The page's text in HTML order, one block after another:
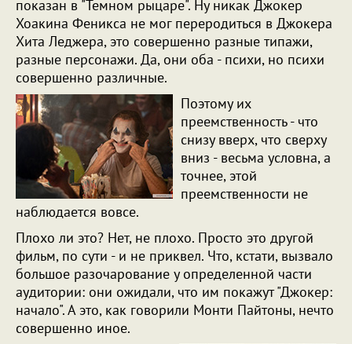
показан в "Темном рыцаре". Ну никак Джокер
Хоакина Феникса не мог переродиться в Джокера
Хита Леджера, это совершенно разные типажи,
разные персонажи. Да, они оба - психи, но психи
совершенно различные.
Поэтому их
преемственность - что
снизу вверх, что сверху
вниз - весьма условна, а
точнее, этой
преемственности не
наблюдается вовсе.
Плохо ли это? Нет, не плохо. Просто это другой
фильм, по сути - и не приквел. Что, кстати, вызвало
большое разочарование у определенной части
аудитории: они ожидали, что им покажут "Джокер:
начало". А это, как говорили Монти Пайтоны, нечто
совершенно иное.